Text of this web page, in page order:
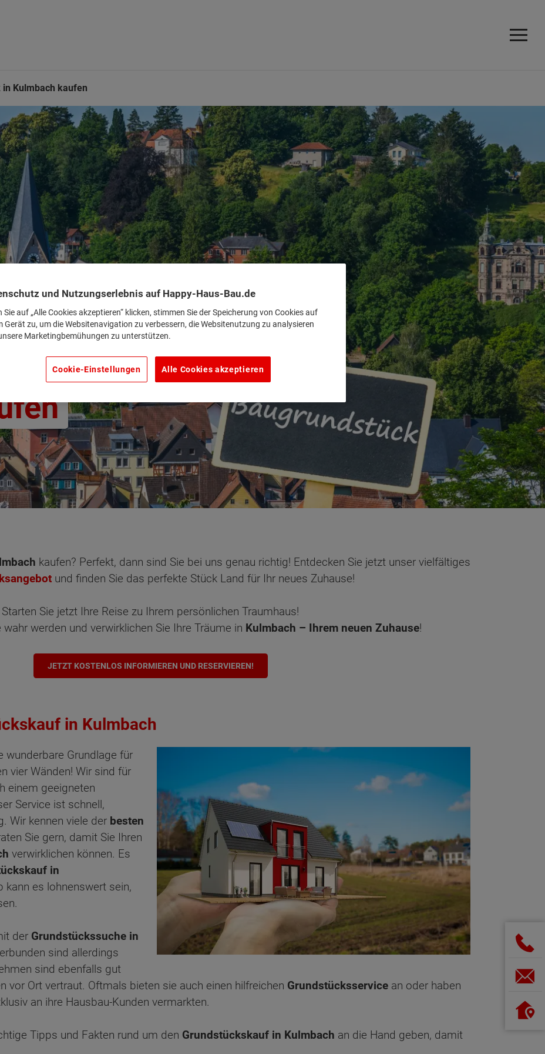
in Kulmbach kaufen
kaufen? Perfekt, dann sind Sie bei uns genau richtig! Entdecken Sie jetzt unser vielfältiges
und finden Sie das perfekte Stück Land für Ihr neues Zuhause!
Starten Sie jetzt Ihre Reise zu Ihrem persönlichen Traumhaus!
werden und verwirklichen Sie Ihre Träume in Kulmbach – Ihrem neuen Zuhause!
JETZT KOSTENLOS INFORMIEREN UND RESERVIEREN!
in Kulmbach
wunderbare Grundlage für
vier Wänden! Wir sind für
einem geeigneten
Service ist schnell,
Wir kennen viele der besten
Sie gern, damit Sie Ihren
verwirklichen können. Es
in
kann es lohnenswert sein,
der Grundstückssuche in
sind allerdings
sind ebenfalls gut
vor Ort vertraut. Oftmals bieten sie auch einen hilfreichen Grundstücksservice an oder haben
an ihre Hausbau-Kunden vermarkten.
Tipps und Fakten rund um den Grundstückskauf in Kulmbach an die Hand geben, damit
und Nutzungserlebnis auf Happy-Haus-Bau.de
Sie auf „Alle Cookies akzeptieren“ klicken, stimmen Sie der Speicherung von Cookies auf
Gerät zu, um die Websitenavigation zu verbessern, die Websitenutzung zu analysieren
Marketingbemühungen zu unterstützen.
Cookie-Einstellungen Alle Cookies akzeptieren